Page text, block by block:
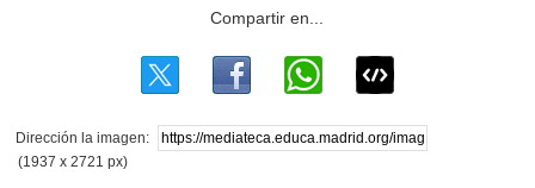
Dirección la imagen:
(1937 x 2721 px)